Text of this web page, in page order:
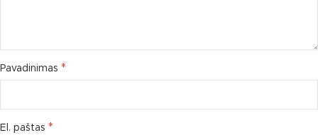
Pavadinimas *
El. paštas *